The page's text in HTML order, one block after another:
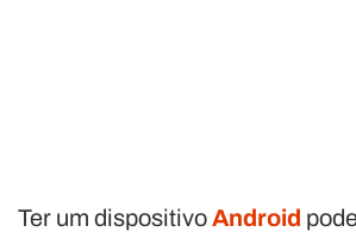
Ter um dispositivoAndroid